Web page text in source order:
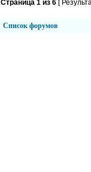
Страница 1 из 6 [
Список форумов